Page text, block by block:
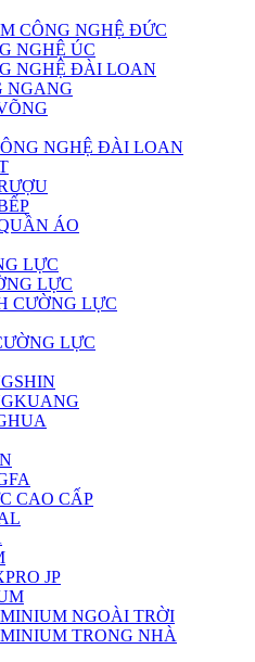
CÔNG NGHỆ ĐỨC
NGHỆ ÚC
NGHỆ ĐÀI LOAN
NGANG
NGHỆ ĐÀI LOAN
ÁO
LỰC
LỰC
CƯỜNG LỰC
LỰC
CAO CẤP
JP
NGOÀI TRỜI
TRONG NHÀ